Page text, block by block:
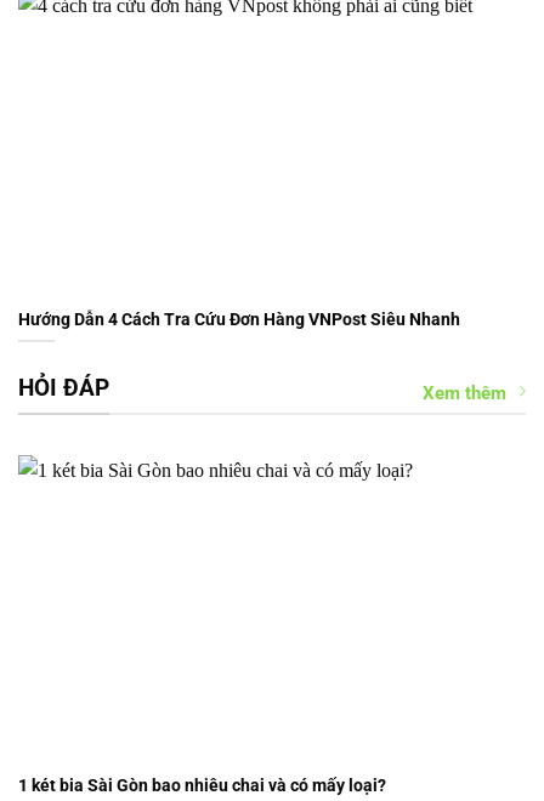
Hướng Dẫn 4 Cách Tra Cứu Đơn Hàng VNPost Siêu Nhanh
HỎI ĐÁP Xem thêm
1 két bia Sài Gòn bao nhiêu chai và có mấy loại?